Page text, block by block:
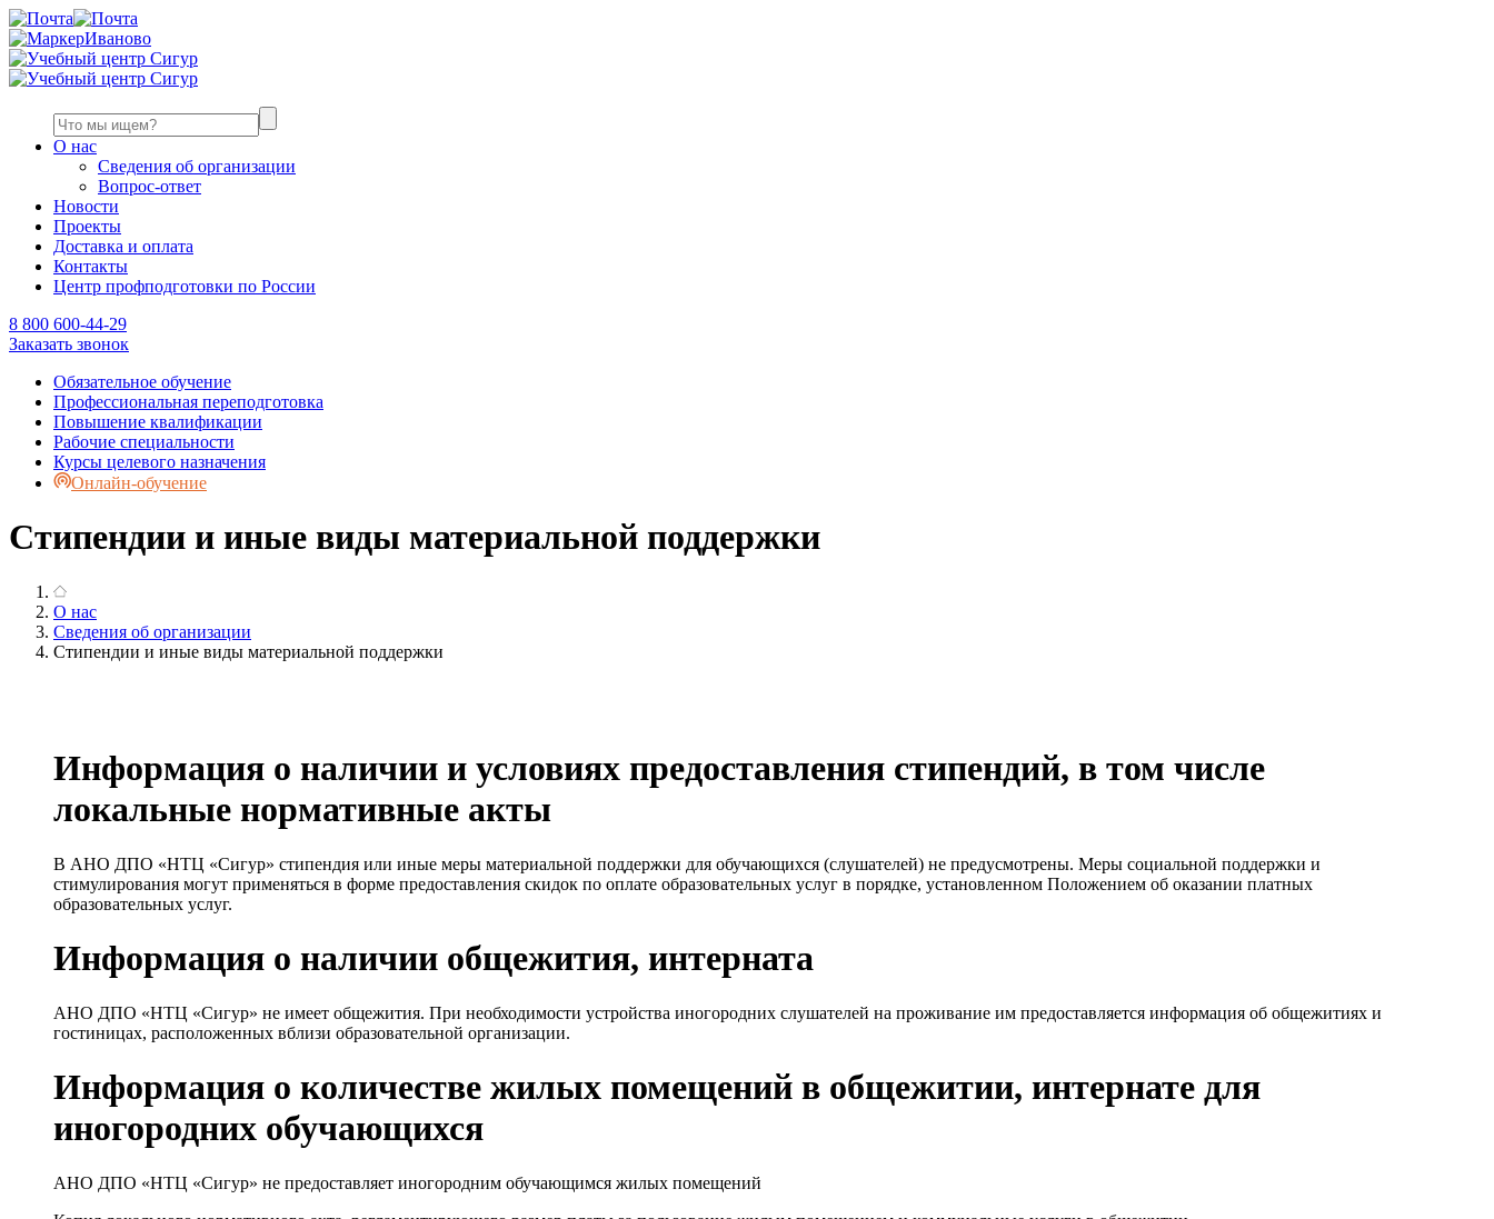
Иваново
О нас
Сведения об организации
Вопрос-ответ
Новости
Проекты
Доставка и оплата
Контакты
Центр профподготовки по России
8 800 600-44-29
Заказать звонок
Обязательное обучение
Профессиональная переподготовка
Повышение квалификации
Рабочие специальности
Курсы целевого назначения
Онлайн-обучение
Стипендии и иные виды материальной поддержки
О нас
Сведения об организации
Стипендии и иные виды материальной поддержки
Информация о наличии и условиях предоставления стипендий, в том числе
локальные нормативные акты
В АНО ДПО «НТЦ «Сигур» стипендия или иные меры материальной поддержки для обучающихся (слушателей) не предусмотрены. Меры социальной поддержки и
стимулирования могут применяться в форме предоставления скидок по оплате образовательных услуг в порядке, установленном Положением об оказании платных
образовательных услуг.
Информация о наличии общежития, интерната
АНО ДПО «НТЦ «Сигур» не имеет общежития. При необходимости устройства иногородних слушателей на проживание им предоставляется информация об общежитиях и
гостиницах, расположенных вблизи образовательной организации.
Информация о количестве жилых помещений в общежитии, интернате для
иногородних обучающихся
АНО ДПО «НТЦ «Сигур» не предоставляет иногородним обучающимся жилых помещений